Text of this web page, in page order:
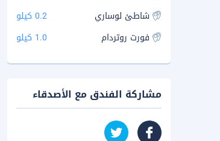
شاطئ لوساري
0.2 كيلو
فورت روتردام
1.0 كيلو
مشاركة الفندق مع الأصدقاء